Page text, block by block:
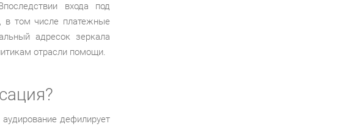
входа под
в том числе платежные
адресок зеркала
отрасли помощи.
дефилирует